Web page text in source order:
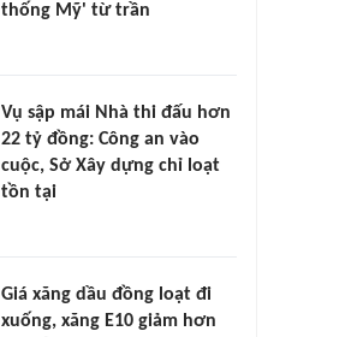
thống Mỹ' từ trần
Vụ sập mái Nhà thi đấu hơn
22 tỷ đồng: Công an vào
cuộc, Sở Xây dựng chỉ loạt
tồn tại
Giá xăng dầu đồng loạt đi
xuống, xăng E10 giảm hơn